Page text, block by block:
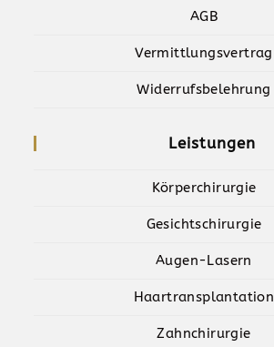
AGB
Vermittlungsvertrag
Widerrufsbelehrung
Leistungen
Körperchirurgie
Gesichtschirurgie
Augen-Lasern
Haartransplantation
Zahnchirurgie